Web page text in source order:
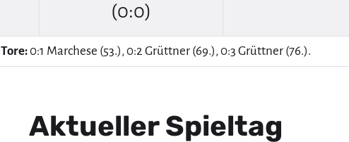
(0:0)
Tore:0:1 Marchese (53.), 0:2 Grüttner (69.), 0:3 Grüttner (76.).
Aktueller Spieltag